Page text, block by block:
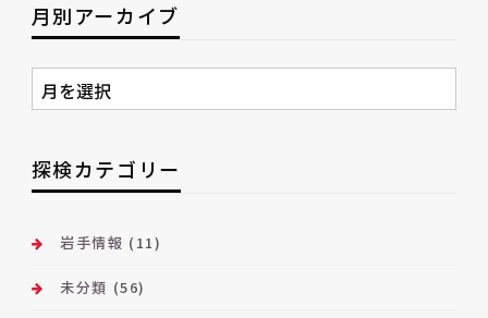
月別アーカイブ
月
別
ー
カ
ブ
探検カテゴリー
岩手情報 (11)
未分類 (56)